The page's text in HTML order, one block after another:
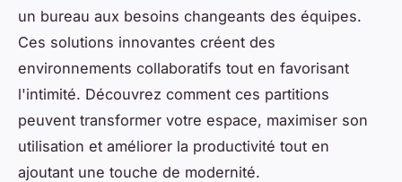
un bureau aux besoins changeants des équipes.
Ces solutions innovantes créent des
environnements collaboratifs tout en favorisant
l'intimité. Découvrez comment ces partitions
peuvent transformer votre espace, maximiser son
utilisation et améliorer la productivité tout en
ajoutant une touche de modernité.